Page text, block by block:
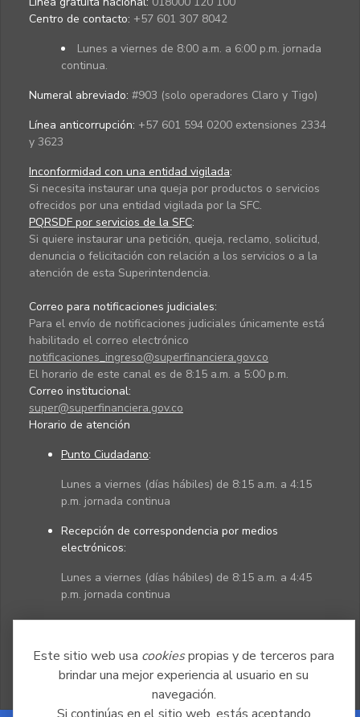
Este sitio web usa cookiespropias y de terceros para
brindar una mejor experiencia al usuario en su
navegación.
Centro de contacto: +57 601 307 8042
Lunes a viernes de 8:00 a.m. a 6:00 p.m. jornada
continua.
Numeral abreviado: #903 (solo operadores Claro y Tigo)
Línea anticorrupción: +57 601 594 0200 extensiones 2334
y 3623
Inconformidad con una entidad vigilada:
Si necesita instaurar una queja por productos o servicios
ofrecidos por una entidad vigilada por la SFC.
PQRSDF por servicios de la SFC:
Si quiere instaurar una petición, queja, reclamo, solicitud,
denuncia o felicitación con relación a los servicios o a la
atención de esta Superintendencia.
Correo para notificaciones judiciales:
Para el envío de notificaciones judiciales únicamente está
habilitado el correo electrónico
notificaciones_ingreso@superfinanciera.gov.co
El horario de este canal es de 8:15 a.m. a 5:00 p.m.
Correo institucional:
super@superfinanciera.gov.co
Horario de atención
Punto Ciudadano:
Lunes a viernes (días hábiles) de 8:15 a.m. a 4:15
p.m. jornada continua
Recepción de correspondencia por medios
electrónicos:
Lunes a viernes (días hábiles) de 8:15 a.m. a 4:45
p.m. jornada continua